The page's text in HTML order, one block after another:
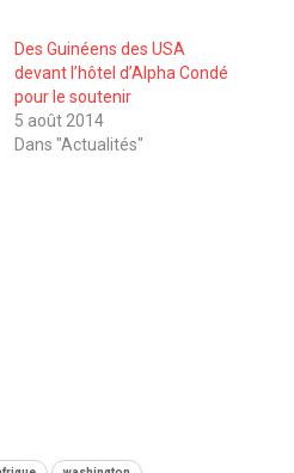
Des Guinéens des USA
devant l’hôtel d’Alpha Condé
pour le soutenir
5 août 2014
Dans "Actualités"